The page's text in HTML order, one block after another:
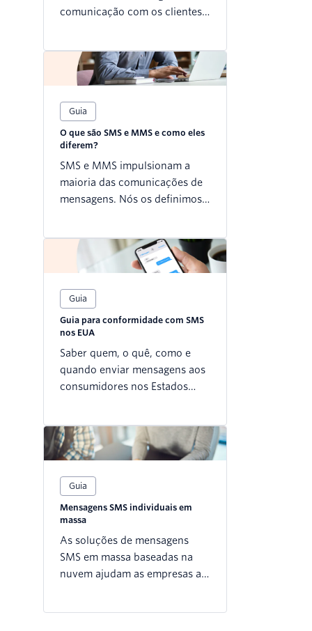
comunicação com os clientes
Guia
O que são SMS e MMS e como eles
diferem?
SMS e MMS impulsionam a
maioria das comunicações de
mensagens. Nós os definimos e
WhatsApp e outros
Guia
Guia para conformidade com SMS
nos EUA
Saber quem, o quê, como e
quando enviar mensagens aos
consumidores nos Estados
compilamos as melhores
práticas do SMS para ajudar
estratégia de conformidade.
Guia
Mensagens SMS individuais em
massa
As soluções de mensagens
SMS em massa baseadas na
nuvem ajudam as empresas a